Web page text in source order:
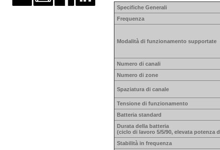
Specifiche Generali
Frequenza
Modalità di funzionamento supportate
Numero di canali
Numero di zone
Spaziatura di canale
Tensione di funzionamento
Batteria standard
Durata della batteria
(ciclo di lavoro 5/5/90, elevata potenza
Stabilità in frequenza